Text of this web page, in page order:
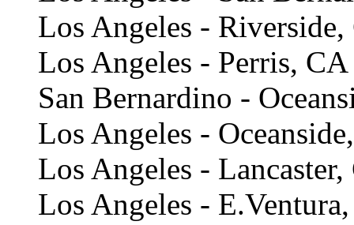
Los Angeles -
Los Angeles - Perris, CA
San Bernardino -
Los Angeles -
Los Angeles -
Los Angeles -